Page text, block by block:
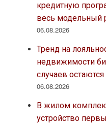
кредитную
весь модельный
06.08.2026
Тренд на
недвижимости
случаев
06.08.2026
В жилом
устройство